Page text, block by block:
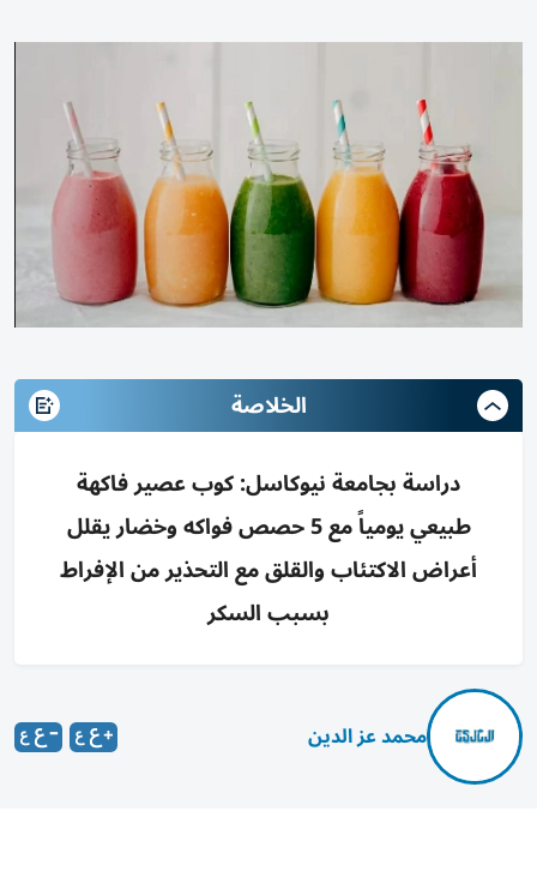
الخلاصة
دراسة بجامعة نيوكاسل: كوب عصير فاكهة
طبيعي يومياً مع 5 حصص فواكه وخضار يقلل
أعراض الاكتئاب والقلق مع التحذير من الإفراط
بسبب السكر
محمد عز الدين